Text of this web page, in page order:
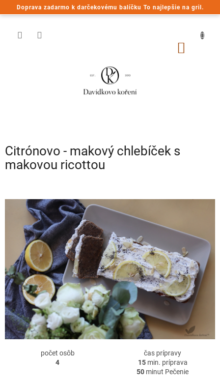
Doprava zadarmo k darčekovému balíčku To najlepšie na gril.
Prejsť
na
Citrónovo - makový chlebíček s
makovou ricottou
počet osôb
4
čas prípravy
15min. príprava
50 minut Pečenie